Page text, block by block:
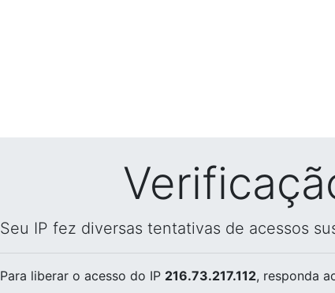
Seu IP fez diversas tentativas de acessos
Para liberar o acesso do IP 216.73.217.112, responda